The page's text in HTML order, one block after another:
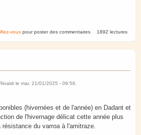
vous pour poster des commentaires 1892 lectures
le mar, 21/01/2025 - 09:56
(hivernées et de l'année) en Dadant et
de l'hivernage délicat cette année plus
du varroa à l'amitraze.